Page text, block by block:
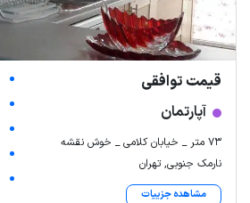
قیمت توافقی
آپارتمان
73 متر _ خیابان کلامی _ خوش نقشه
نارمک جنوبی, تهران
مشاهده جزییات